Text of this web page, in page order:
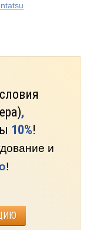
,
10%!
и
!